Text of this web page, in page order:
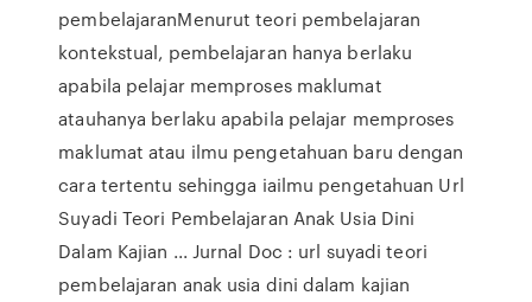
pembelajaranMenurut teori pembelajaran
kontekstual, pembelajaran hanya berlaku
apabila pelajar memproses maklumat
atauhanya berlaku apabila pelajar memproses
maklumat atau ilmu pengetahuan baru dengan
cara tertentu sehingga iailmu pengetahuan Url
Suyadi Teori Pembelajaran Anak Usia Dini
Dalam Kajian ... Jurnal Doc : url suyadi teori
pembelajaran anak usia dini dalam kajian